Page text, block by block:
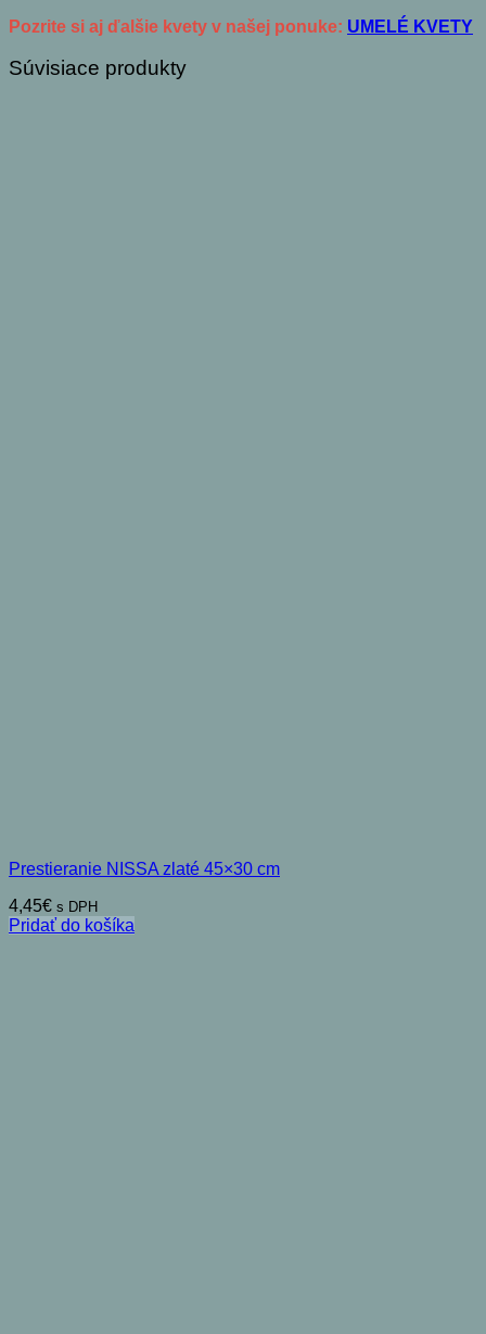
Pozrite si aj ďalšie kvety v našej ponuke: UMELÉ KVETY
Súvisiace produkty
Prestieranie NISSA zlaté 45×30 cm
4,45€ s DPH
Pridať do košíka